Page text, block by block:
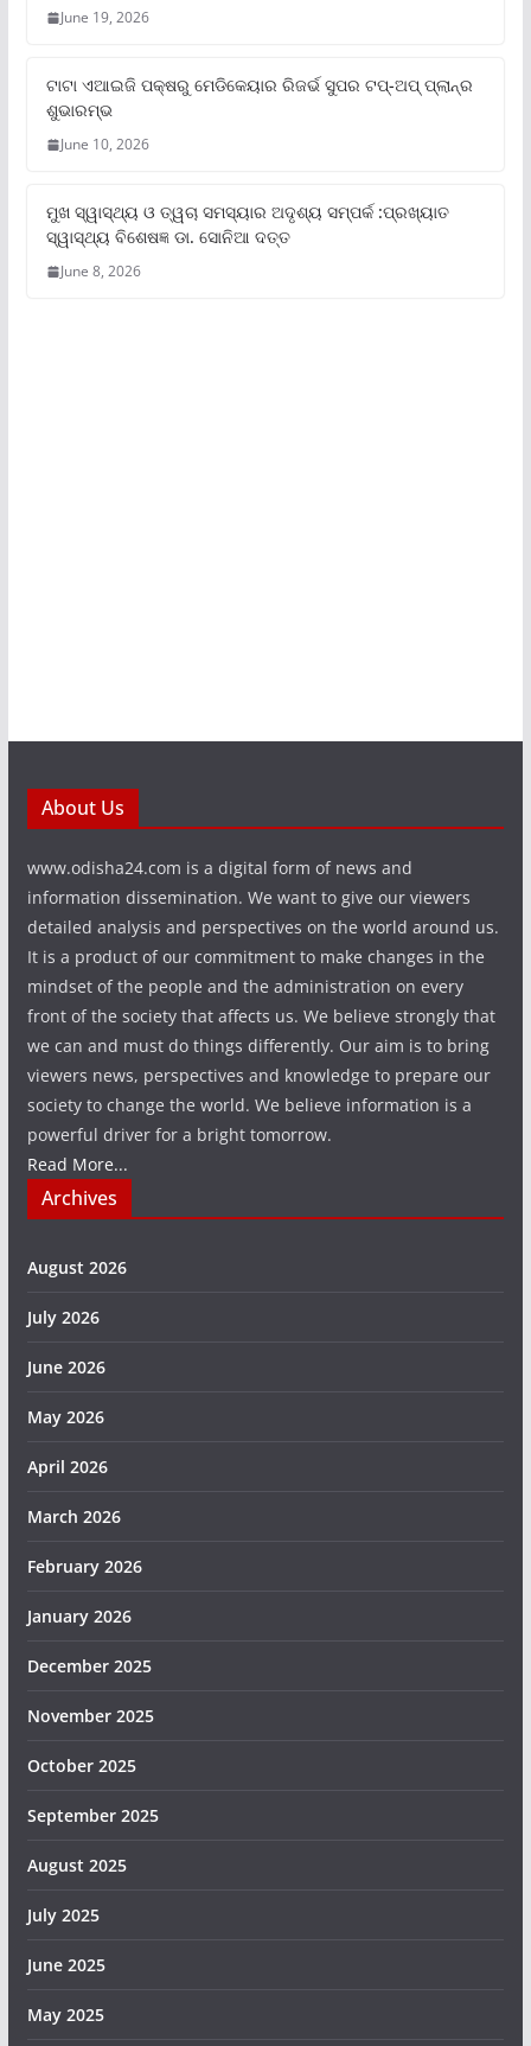
June 19, 2026
ଟାଟା ଏଆଇଜି ପକ୍ଷରୁ ମେଡିକେୟାର ରିଜର୍ଭ ସୁପର ଟପ୍‌-ଅପ୍ ପ୍ଲାନ୍‌ର
ଶୁଭାରମ୍ଭ
June 10, 2026
ମୁଖ ସ୍ୱାସ୍ଥ୍ୟ ଓ ତ୍ୱଚା ସମସ୍ୟାର ଅଦୃଶ୍ୟ ସମ୍ପର୍କ :ପ୍ରଖ୍ୟାତ
ସ୍ୱାସ୍ଥ୍ୟ ବିଶେଷଜ୍ଞ ଡା. ସୋନିଆ ଦତ୍ତ
June 8, 2026
About Us
www.odisha24.com is a digital form of news and
information dissemination. We want to give our viewers
detailed analysis and perspectives on the world around us.
It is a product of our commitment to make changes in the
mindset of the people and the administration on every
front of the society that affects us. We believe strongly that
we can and must do things differently. Our aim is to bring
viewers news, perspectives and knowledge to prepare our
society to change the world. We believe information is a
powerful driver for a bright tomorrow.
Read More...
Archives
August 2026
July 2026
June 2026
May 2026
April 2026
March 2026
February 2026
January 2026
December 2025
November 2025
October 2025
September 2025
August 2025
July 2025
June 2025
May 2025